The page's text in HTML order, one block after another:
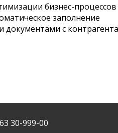
бизнес-
заполнение
документами с
30-999-00